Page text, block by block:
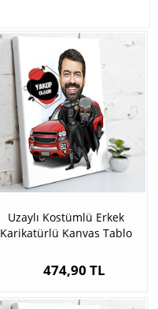
Uzaylı Kostümlü Erkek
Karikatürlü Kanvas Tablo
474,90 TL